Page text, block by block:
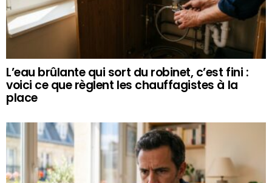
L’eau brûlante qui sort du robinet, c’est fini :
voici ce que règlent les chauffagistes à la
place